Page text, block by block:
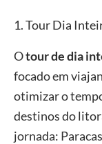
1. Tour Dia
Otour de dia
focado em
otimizar o
destinos do
jornada: